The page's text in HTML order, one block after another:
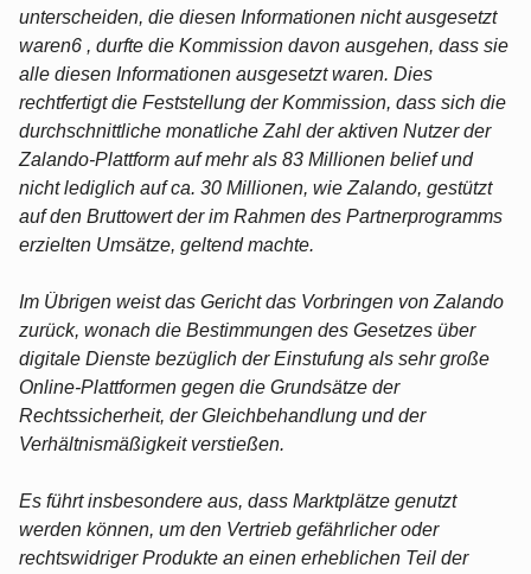
unterscheiden, die diesen Informationen nicht ausgesetzt
waren6 , durfte die Kommission davon ausgehen, dass sie
alle diesen Informationen ausgesetzt waren. Dies
rechtfertigt die Feststellung der Kommission, dass sich die
durchschnittliche monatliche Zahl der aktiven Nutzer der
Zalando-Plattform auf mehr als 83 Millionen belief und
nicht lediglich auf ca. 30 Millionen, wie Zalando, gestützt
auf den Bruttowert der im Rahmen des Partnerprogramms
erzielten Umsätze, geltend machte.
Im Übrigen weist das Gericht das Vorbringen von Zalando
zurück, wonach die Bestimmungen des Gesetzes über
digitale Dienste bezüglich der Einstufung als sehr große
Online-Plattformen gegen die Grundsätze der
Rechtssicherheit, der Gleichbehandlung und der
Verhältnismäßigkeit verstießen.
Es führt insbesondere aus, dass Marktplätze genutzt
werden können, um den Vertrieb gefährlicher oder
rechtswidriger Produkte an einen erheblichen Teil der